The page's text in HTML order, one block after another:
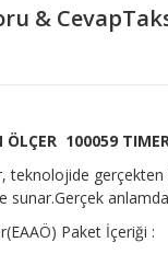
& Cevap
ÖLÇER 100059
teknolojide
sunar.Gerçek
Paket İçeriği :